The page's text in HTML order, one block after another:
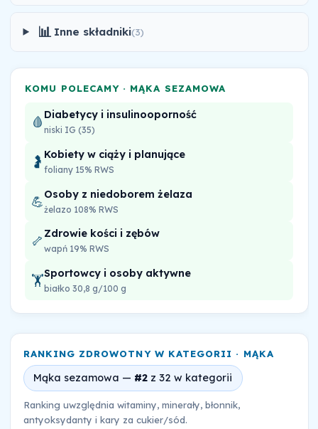
📊 Inne składniki(3)
KOMU POLECAMY · MĄKA SEZAMOWA
🩸 Diabetycy i insulinooporność
niski IG (35)
🤰 Kobiety w ciąży i planujące
foliany 15% RWS
💪Osoby z niedoborem żelaza
żelazo 108% RWS
🦴 Zdrowie kości i zębów
wapń 19% RWS
🏋️Sportowcy i osoby aktywne
białko 30,8 g/100 g
RANKING ZDROWOTNY W KATEGORII · MĄKA
Mąka sezamowa — #2 z 32 w kategorii
Ranking uwzględnia witaminy, minerały, błonnik,
antyoksydanty i kary za cukier/sód.